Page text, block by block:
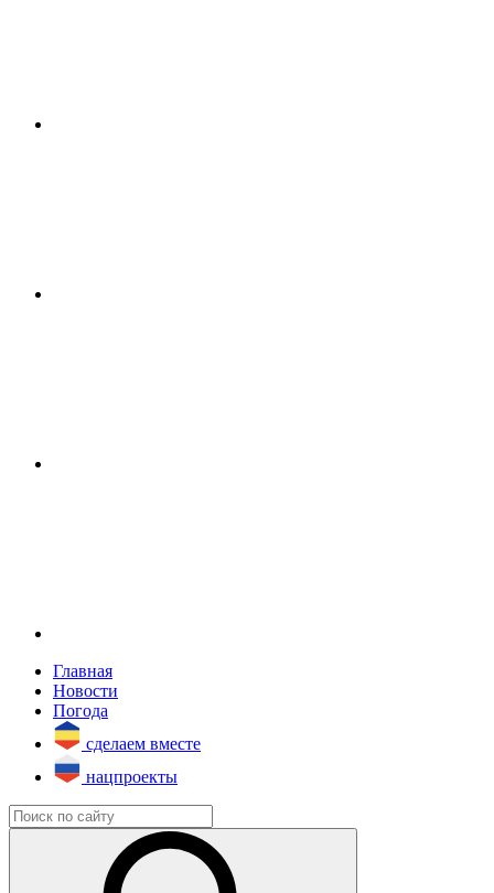
Главная
Новости
Погода
сделаем вместе
нацпроекты